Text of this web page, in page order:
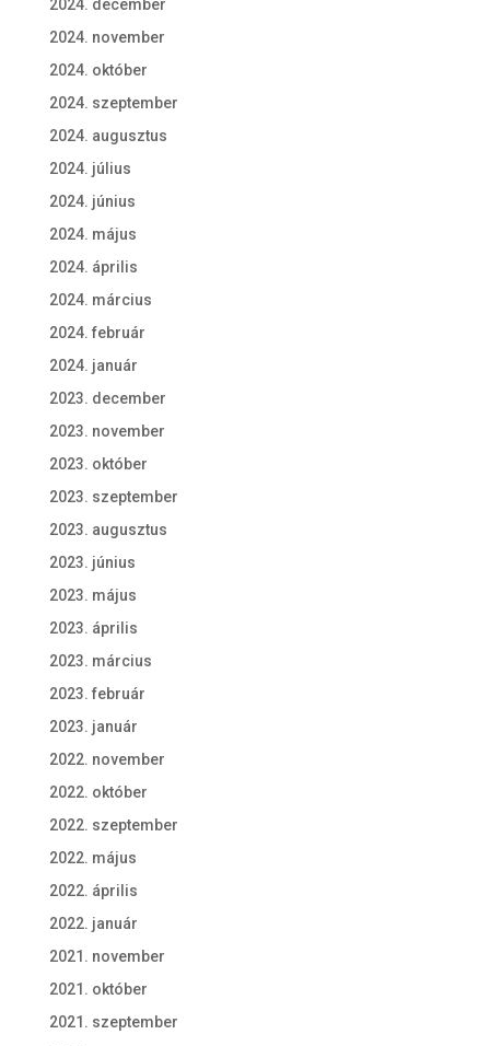
2024. december
2024. november
2024. október
2024. szeptember
2024. augusztus
2024. július
2024. június
2024. május
2024. április
2024. március
2024. február
2024. január
2023. december
2023. november
2023. október
2023. szeptember
2023. augusztus
2023. június
2023. május
2023. április
2023. március
2023. február
2023. január
2022. november
2022. október
2022. szeptember
2022. május
2022. április
2022. január
2021. november
2021. október
2021. szeptember